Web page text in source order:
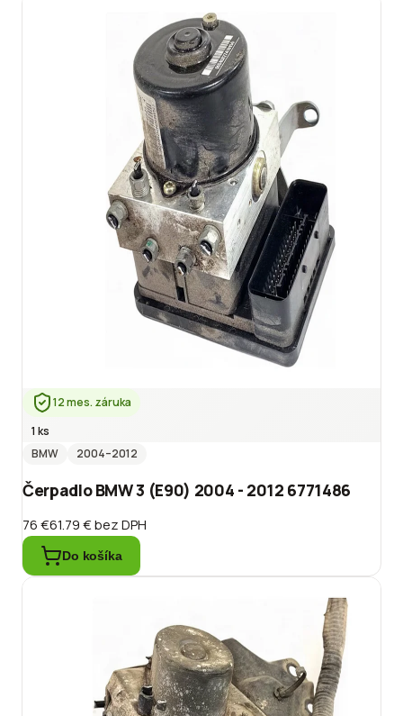
12 mes. záruka
1 ks
BMW
2004–2012
Čerpadlo BMW 3 (E90) 2004 - 2012 6771486
76 €61.79 €bez DPH
Do košíka